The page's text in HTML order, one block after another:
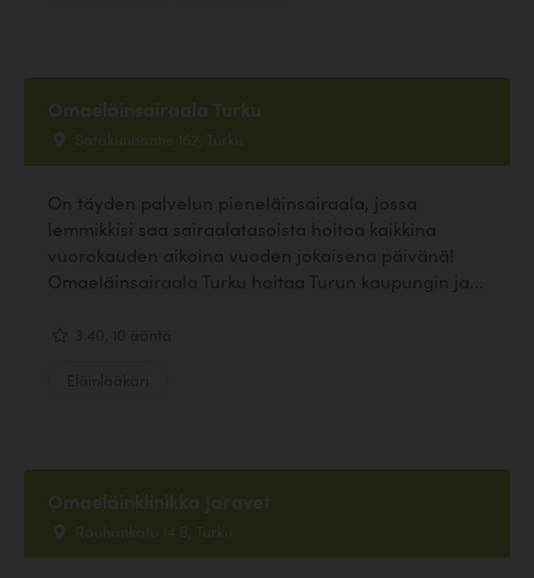
Omaeläinsairaala Turku
Satakunnantie 162, Turku
On täyden palvelun pieneläinsairaala, jossa
lemmikkisi saa sairaalatasoista hoitoa kaikkina
vuorokauden aikoina vuoden jokaisena päivänä!
Omaeläinsairaala Turku hoitaa Turun kaupungin ja...
Omaeläinklinikka Jaravet
Rauhankatu 14 B, Turku